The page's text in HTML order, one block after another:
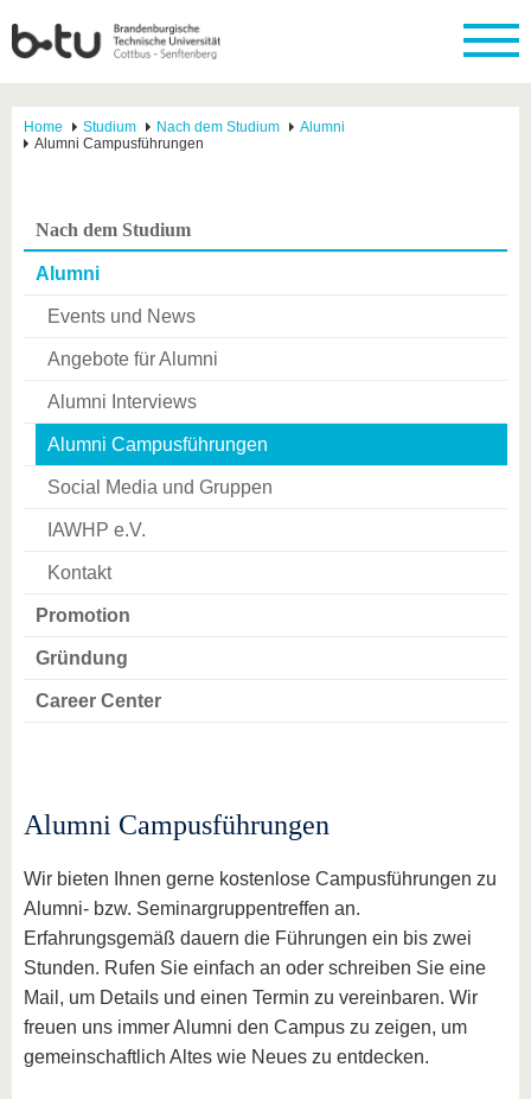
Home Studium Nach dem Studium
Alumni
Alumni Campusführungen
Nach dem Studium
Alumni
Events und News
Angebote für Alumni
Alumni Interviews
Alumni Campusführungen
Social Media und Gruppen
IAWHP e.V.
Kontakt
Promotion
Gründung
Career Center
Alumni Campusführungen
Wir bieten Ihnen gerne kostenlose Campusführungen zu
Alumni- bzw. Seminargruppentreffen an.
Erfahrungsgemäß dauern die Führungen ein bis zwei
Stunden. Rufen Sie einfach an oder schreiben Sie eine
Mail, um Details und einen Termin zu vereinbaren. Wir
freuen uns immer Alumni den Campus zu zeigen, um
gemeinschaftlich Altes wie Neues zu entdecken.